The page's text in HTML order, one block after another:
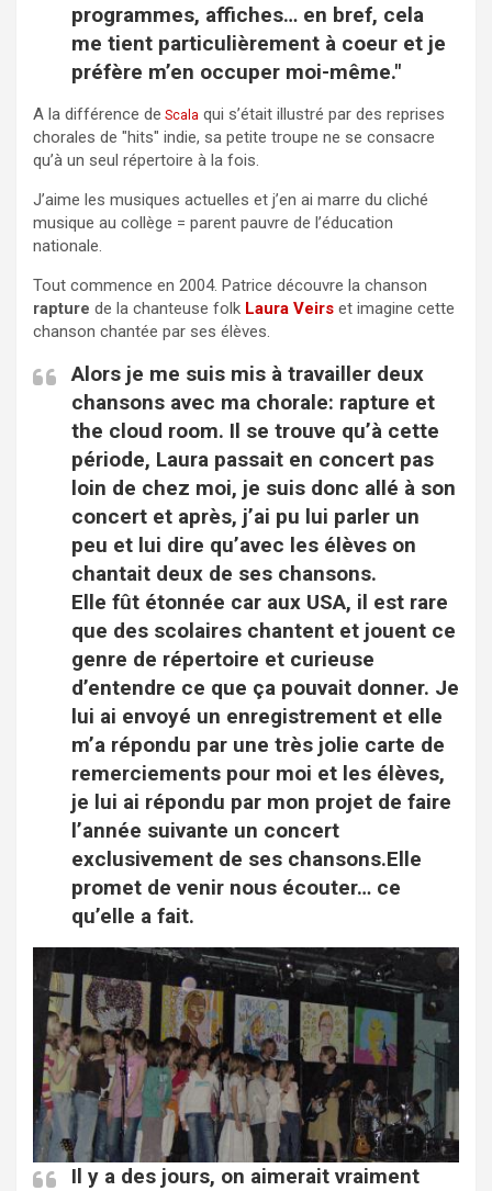
programmes, affiches… en bref, cela
me tient particulièrement à coeur et je
préfère m’en occuper moi-même."
A la différence de Scala qui s’était illustré par des reprises
chorales de "hits" indie, sa petite troupe ne se consacre
qu’à un seul répertoire à la fois.
J’aime les musiques actuelles et j’en ai marre du cliché
musique au collège = parent pauvre de l’éducation
nationale.
Tout commence en 2004. Patrice découvre la chanson
rapture de la chanteuse folk Laura Veirs et imagine cette
chanson chantée par ses élèves.
Alors je me suis mis à travailler deux
chansons avec ma chorale: rapture et
the cloud room. Il se trouve qu’à cette
période, Laura passait en concert pas
loin de chez moi, je suis donc allé à son
concert et après, j’ai pu lui parler un
peu et lui dire qu’avec les élèves on
chantait deux de ses chansons.
Elle fût étonnée car aux USA, il est rare
que des scolaires chantent et jouent ce
genre de répertoire et curieuse
d’entendre ce que ça pouvait donner. Je
lui ai envoyé un enregistrement et elle
m’a répondu par une très jolie carte de
remerciements pour moi et les élèves,
je lui ai répondu par mon projet de faire
l’année suivante un concert
exclusivement de ses chansons.Elle
promet de venir nous écouter… ce
qu’elle a fait.
Il y a des jours, on aimerait vraiment